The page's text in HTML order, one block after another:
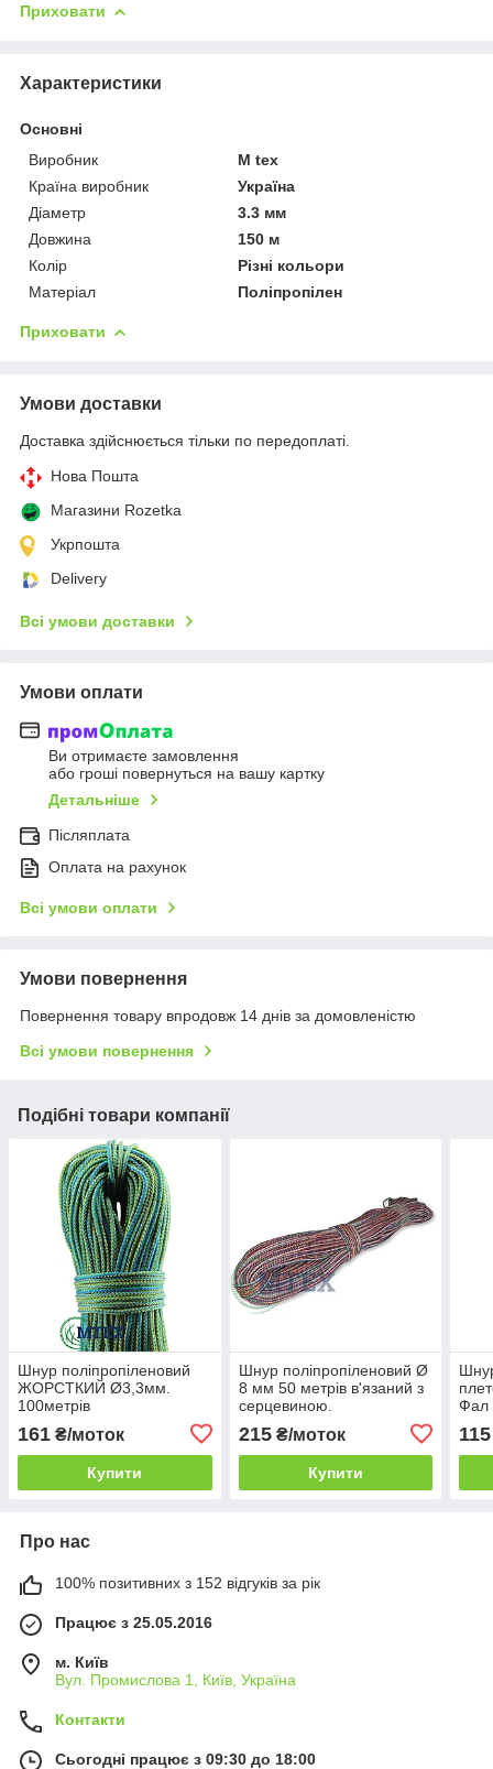
Приховати
Характеристики
Основні
Виробник
M tex
Країна виробник
Україна
Діаметр
3.3 мм
Довжина
150 м
Колір
Різні кольори
Матеріал
Поліпропілен
Приховати
Умови доставки
Доставка здійснюється тільки по передоплаті.
Нова Пошта
Магазини Rozetka
Укрпошта
Delivery
Всі умови доставки
Умови оплати
Ви отримаєте замовлення
або гроші повернуться на вашу картку
Детальніше
Післяплата
Оплата на рахунок
Всі умови оплати
Умови повернення
Повернення товару впродовж 14 днів за домовленістю
Всі умови повернення
Подібні товари компанії
Шнур поліпропіленовий
ЖОРСТКИЙ Ø3,3мм.
100метрів
161 ₴/моток
Купити
Шнур поліпропіленовий Ø
8 мм 50 метрів в'язаний з
серцевиною.
215₴/моток
Купити
Фал
115
Про нас
100% позитивних з 152 відгуків за рік
Працює з 25.05.2016
м. Київ
Вул. Промислова 1, Київ, Україна
Контакти
Сьогодні працює з 09:30 до 18:00